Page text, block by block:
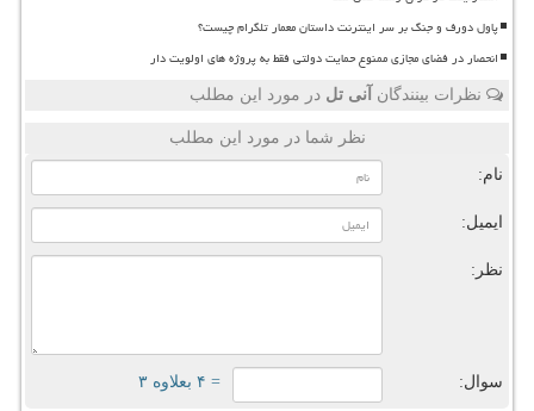
پاول دورف و جنگ بر سر اینترنت داستان معمار تلگرام چیست؟
انحصار در فضای مجازی ممنوع حمایت دولتی فقط به پروژه های اولویت دار
نظرات بینندگان آنی تل در مورد این مطلب
نظر شما در مورد این مطلب
نام:
ایمیل:
نظر:
سوال: = ۴ بعلاوه ۳